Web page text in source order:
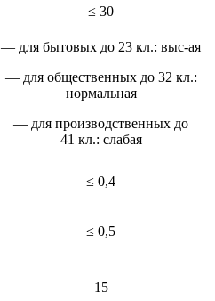
≤ 30
— для бытовых до 23 кл.: выс-ая
— для общественных до 32 кл.:
нормальная
— для производственных до
41 кл.: слабая
≤ 0,4
≤ 0,5
15